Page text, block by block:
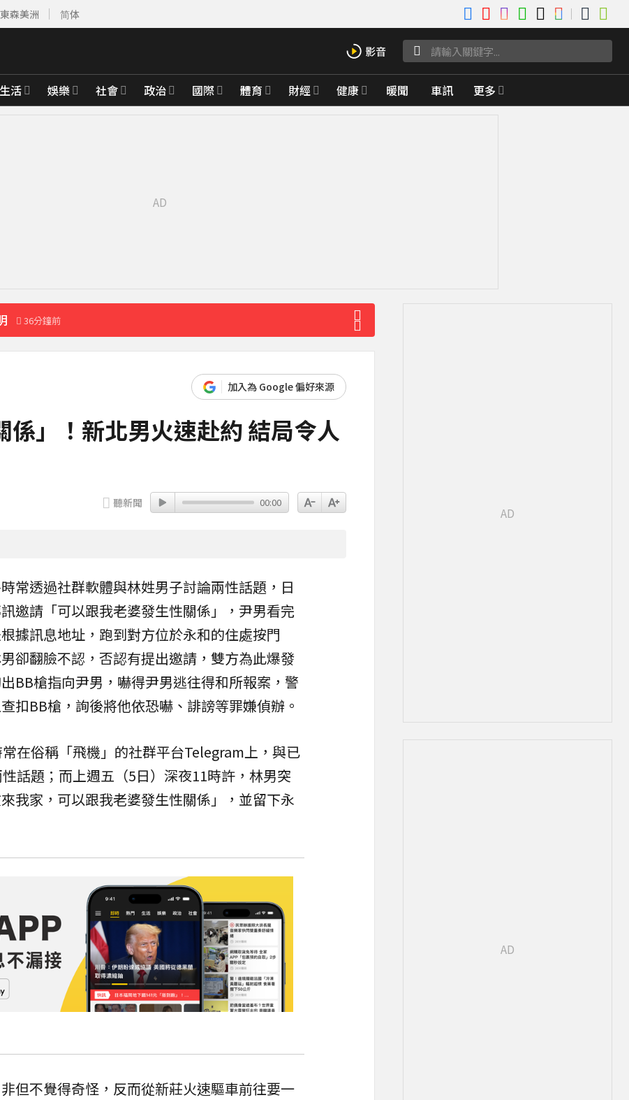
東森美洲 简体
生活 娛樂 社會 政治 國際 體育 財經 健康 暖聞 車訊 更多
36分鐘前
查 58分鐘前
完成
3分鐘前
加入為 Google 偏好來源
」！新北男火速赴約 結局令人
聽新聞 00:00
常透過社群軟體與林姓男子討論兩性話題，日
邀請「可以跟我老婆發生性關係 」，尹男看完
據訊息地址，跑到對方位於永和的住處按門
卻翻臉不認，否認有提出邀請，雙方為此爆發
BB槍指向尹男，嚇得尹男逃往得和所報案，警
扣BB槍，詢後將他依恐嚇 、誹謗等罪嫌偵辦。
在俗稱「飛機」的社群平台Telegram上，與已
話題；而上週五（5日）深夜11時許，林男突
我家，可以跟我老婆發生性關係」，並留下永
但不覺得奇怪，反而從新莊火速驅車前往要一